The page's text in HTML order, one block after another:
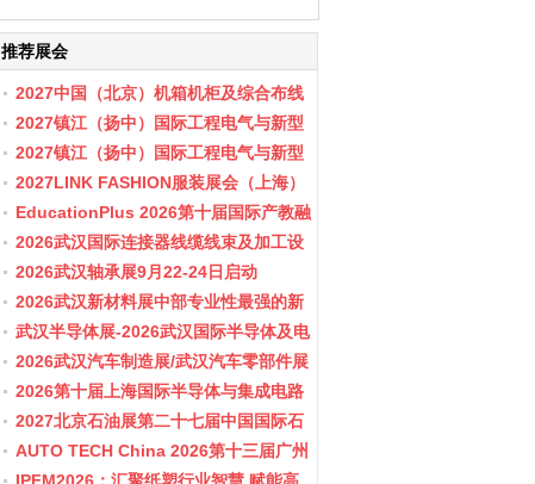
推荐展会
2027中国（北京）机箱机柜及综合布线
数据中心设施展览会
2027镇江（扬中）国际工程电气与新型
储能展会
2027镇江（扬中）国际工程电气与新型
储能产业博览会
2027LINK FASHION服装展会（上海）
EducationPlus 2026第十届国际产教融
合博览会
2026武汉国际连接器线缆线束及加工设
备展览会
2026武汉轴承展9月22-24日启动
2026武汉新材料展中部专业性最强的新
材料行业盛会
武汉半导体展-2026武汉国际半导体及电
子展览会
2026武汉汽车制造展/武汉汽车零部件展
2026第十届上海国际半导体与集成电路
产业应用博览会-11月10-12日
2027北京石油展第二十七届中国国际石
油石化技术装备展览会
AUTO TECH China 2026第十三届广州